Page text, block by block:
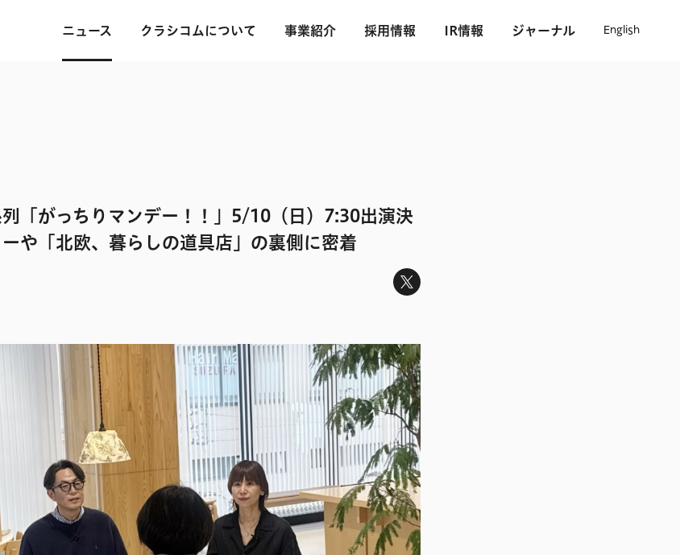
ニュース クラシコムについて 事業紹介 採用情報 IR情報 ジャーナル English
「がっちりマンデー！！」5/10（日）7:30出演決
や「北欧、暮らしの道具店」の裏側に密着